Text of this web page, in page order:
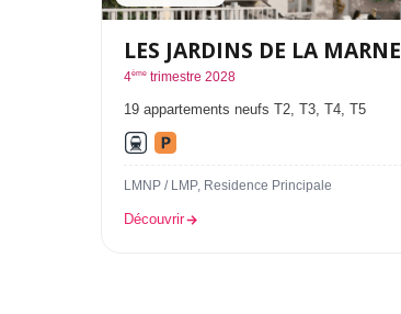
LES JARDINS DE LA MARNE
4ème trimestre 2028
19 appartements neufs T2, T3, T4, T5
LMNP / LMP, Residence Principale
Découvrir